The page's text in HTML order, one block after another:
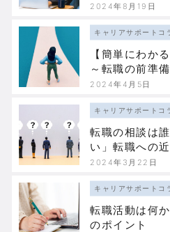
2024年8月19日
キャリアサポートコ
【簡単にわか
～転職の前準
2024年4月5日
キャリアサポートコ
転職の相談は
い」転職への
2024年3月22日
キャリアサポートコ
転職活動は何
のポイント